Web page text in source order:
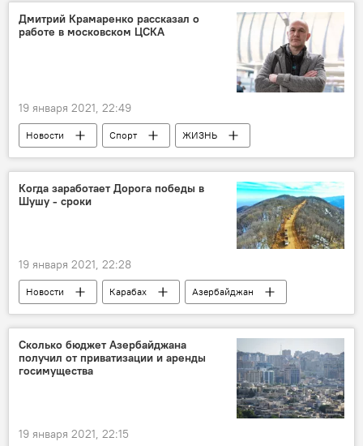
Тунзаля Агаева
Дмитрий Крамаренко рассказал о
работе в московском ЦСКА
19 января 2021, 22:49
Новости Спорт
ЖИЗНЬ
Азербайджан
Дмитрий Крамаренко
Центральный спортивный клуб армии (ЦСКА)
Тренер
Когда заработает Дорога победы в
Шушу - сроки
19 января 2021, 22:28
Новости Карабах
Азербайджан
Шуша
дорога Победа
Сколько бюджет Азербайджана
получил от приватизации и аренды
госимущества
19 января 2021, 22:15